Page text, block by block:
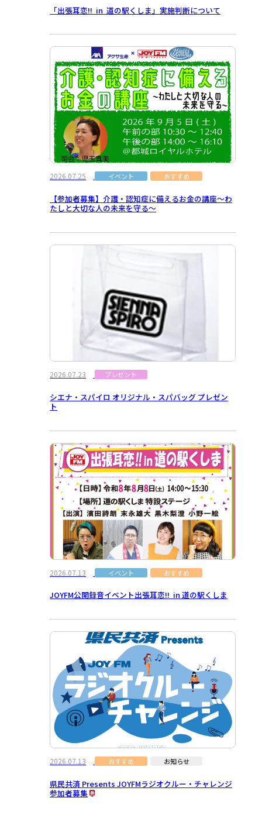
「出張耳恋!! in 道の駅くしま」実施判断について
2026.07.25 イベント おすすめ
【参加者募集】介護・認知症に備えるお金の講座～わ
たしと大切な人の未来を守る～
2026.07.23 プレゼント
シエナ・スパイロ オリジナル・スパバッグ プレゼン
ト
2026.07.13 イベント おすすめ
JOYFM公開録音イベント出張耳恋!! in 道の駅くしま
2026.07.13 おすすめ お知らせ
県民共済 Presents JOYFMラジオクルー・チャレンジ
参加者募集